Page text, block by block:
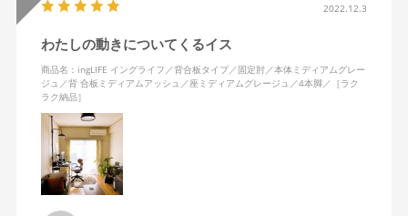
2022.12.3
わたしの動きについてくるイス
商品名：ingLIFE イングライフ／背合板タイプ／固定肘／本体ミディアムグレー
ジュ／背 合板ミディアムアッシュ／座ミディアムグレージュ／4本脚／［ラク
ラク納品］